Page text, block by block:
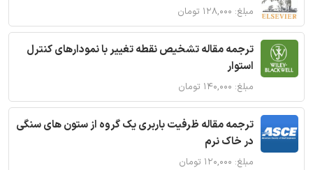
مبلغ: ۱۲۸,۰۰۰ تومان
ترجمه مقاله تشخیص نقطه تغییر با نمودارهای کنترل
استوار
مبلغ: ۱۴۰,۰۰۰ تومان
ترجمه مقاله ظرفیت باربری یک گروه از ستون های سنگی
در خاک نرم
مبلغ: ۱۲۰,۰۰۰ تومان